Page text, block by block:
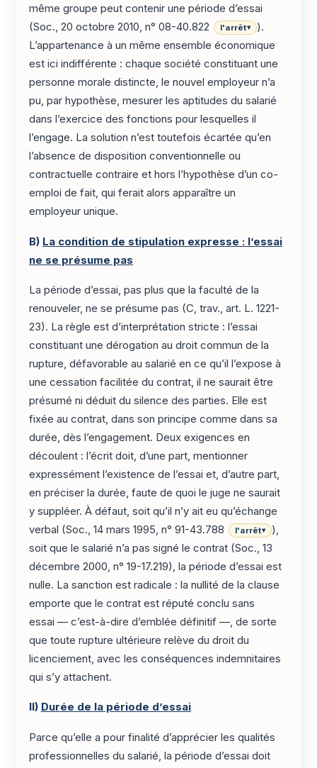
même groupe peut contenir une période d’essai
(Soc., 20 octobre 2010, n° 08-40.822
l'arrêt▾
).
L’appartenance à un même ensemble économique
est ici indifférente : chaque société constituant une
personne morale distincte, le nouvel employeur n’a
pu, par hypothèse, mesurer les aptitudes du salarié
dans l’exercice des fonctions pour lesquelles il
l’engage. La solution n’est toutefois écartée qu’en
l’absence de disposition conventionnelle ou
contractuelle contraire et hors l’hypothèse d’un co-
emploi de fait, qui ferait alors apparaître un
employeur unique.
B) La condition de stipulation expresse : l’essai
ne se présume pas
La période d’essai, pas plus que la faculté de la
renouveler, ne se présume pas (C, trav., art. L. 1221-
23). La règle est d’interprétation stricte : l’essai
constituant une dérogation au droit commun de la
rupture, défavorable au salarié en ce qu’il l’expose à
une cessation facilitée du contrat, il ne saurait être
présumé ni déduit du silence des parties. Elle est
fixée au contrat, dans son principe comme dans sa
durée, dès l’engagement. Deux exigences en
découlent : l’écrit doit, d’une part, mentionner
expressément l’existence de l’essai et, d’autre part,
en préciser la durée, faute de quoi le juge ne saurait
y suppléer. À défaut, soit qu’il n’y ait eu qu’échange
verbal (Soc., 14 mars 1995, n° 91-43.788
l'arrêt▾
),
soit que le salarié n’a pas signé le contrat (Soc., 13
décembre 2000, n° 19-17.219), la période d’essai est
nulle. La sanction est radicale : la nullité de la clause
emporte que le contrat est réputé conclu sans
essai — c’est-à-dire d’emblée définitif —, de sorte
que toute rupture ultérieure relève du droit du
licenciement, avec les conséquences indemnitaires
qui s’y attachent.
II) Durée de la période d’essai
Parce qu’elle a pour finalité d’apprécier les qualités
professionnelles du salarié, la période d’essai doit